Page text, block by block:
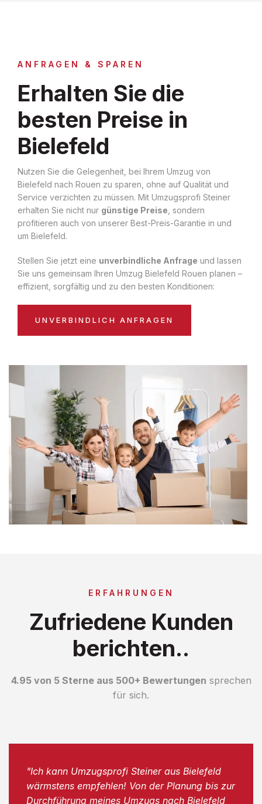
ANFRAGEN & SPAREN
Erhalten Sie die
besten Preise in
Bielefeld
Nutzen Sie die Gelegenheit, bei Ihrem Umzug von
Bielefeld nach Rouen zu sparen, ohne auf Qualität und
Service verzichten zu müssen. Mit Umzugsprofi Steiner
erhalten Sie nicht nur günstige Preise , sondern
profitieren auch von unserer Best-Preis-Garantie in und
um Bielefeld.
Stellen Sie jetzt eine unverbindliche Anfrage und lassen
Sie uns gemeinsam Ihren Umzug Bielefeld Rouen planen –
effizient, sorgfältig und zu den besten Konditionen:
UNVERBINDLICH ANFRAGEN
ERFAHRUNGEN
Zufriedene Kunden
berichten..
4.95 von 5 Sterne aus 500+ Bewertungen sprechen
für sich.
"Ich kann Umzugsprofi Steiner aus Bielefeld
wärmstens empfehlen! Von der Planung bis zur
Durchführung meines Umzugs nach Bielefeld